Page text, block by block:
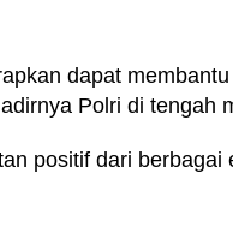
dapat
Polri di tengah
positif dari berbagai